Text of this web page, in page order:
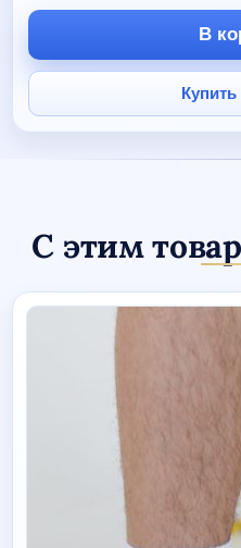
костюм
ЧЕРНЫЙ
унисекс
В
С этим